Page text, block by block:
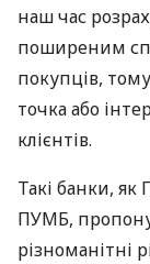
наш час
поширеним
покупців,
точка або
клієнтів.
Такі банки, як
ПУМБ,
різноманітні